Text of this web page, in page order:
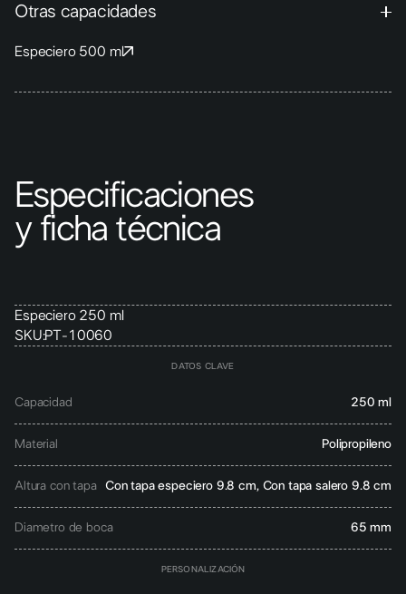
Otras capacidades
Especiero 500 ml
Especificaciones
y ficha técnica
Especiero 250 ml
SKU:PT-10060
DATOS CLAVE
Capacidad 250 ml
Material Polipropileno
Altura con tapa Con tapa especiero 9.8 cm, Con tapa salero 9.8 cm
Diametro de boca 65 mm
PERSONALIZACIÓN